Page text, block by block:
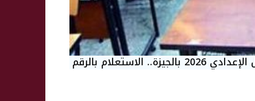
الاستعلام بالرقم